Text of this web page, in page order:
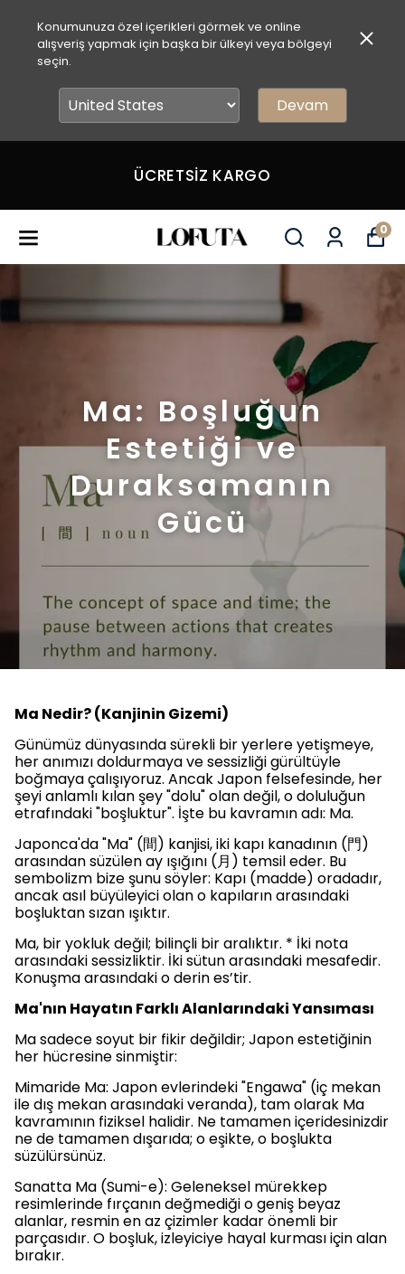
Konumunuza özel içerikleri görmek ve online
alışveriş yapmak için başka bir ülkeyi veya bölgeyi
seçin.
Devam
İlk Alışverişinde Sepette %10
İndirim
0
Ma: Boşluğun
Estetiği ve
Duraksamanın
Gücü
Ma Nedir? (Kanjinin Gizemi)
Günümüz dünyasında sürekli bir yerlere yetişmeye,
her anımızı doldurmaya ve sessizliği gürültüyle
boğmaya çalışıyoruz. Ancak Japon felsefesinde, her
şeyi anlamlı kılan şey "dolu" olan değil, o doluluğun
etrafındaki "boşluktur". İşte bu kavramın adı: Ma.
Japonca'da "Ma" (間) kanjisi, iki kapı kanadının (門)
arasından süzülen ay ışığını (月) temsil eder. Bu
sembolizm bize şunu söyler: Kapı (madde) oradadır,
ancak asıl büyüleyici olan o kapıların arasındaki
boşluktan sızan ışıktır.
Ma, bir yokluk değil; bilinçli bir aralıktır. * İki nota
arasındaki sessizliktir. İki sütun arasındaki mesafedir.
Konuşma arasındaki o derin es’tir.
Ma'nın Hayatın Farklı Alanlarındaki Yansıması
Ma sadece soyut bir fikir değildir; Japon estetiğinin
her hücresine sinmiştir:
Mimaride Ma: Japon evlerindeki "Engawa" (iç mekan
ile dış mekan arasındaki veranda), tam olarak Ma
kavramının fiziksel halidir. Ne tamamen içeridesinizdir
ne de tamamen dışarıda; o eşikte, o boşlukta
süzülürsünüz.
Sanatta Ma (Sumi-e): Geleneksel mürekkep
resimlerinde fırçanın değmediği o geniş beyaz
alanlar, resmin en az çizimler kadar önemli bir
parçasıdır. O boşluk, izleyiciye hayal kurması için alan
bırakır.